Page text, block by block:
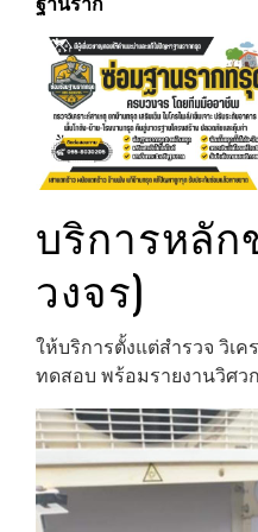
บริการหลัก
วงจร)
ให้บริการตั้งแต่สำรวจ วิเ
ทดสอบ พร้อมรายงานวิศว